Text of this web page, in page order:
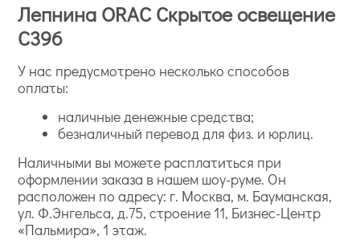
Лепнина ORAC Скрытое освещение
C396
У нас предусмотрено несколько способов
оплаты:
наличные денежные средства;
безналичный перевод для физ. и юрлиц.
Наличными вы можете расплатиться при
оформлении заказа в нашем шоу-руме. Он
расположен по адресу: г. Москва, м. Бауманская,
ул. Ф.Энгельса, д.75, строение 11, Бизнес-Центр
«Пальмира», 1 этаж.